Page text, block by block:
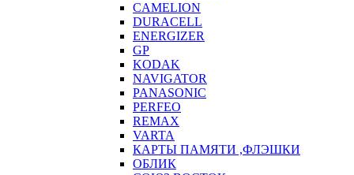
CAMELION
DURACELL
ENERGIZER
GP
KODAK
NAVIGATOR
PANASONIC
PERFEO
REMAX
VARTA
КАРТЫ ПАМЯТИ ,ФЛЭШКИ
ОБЛИК